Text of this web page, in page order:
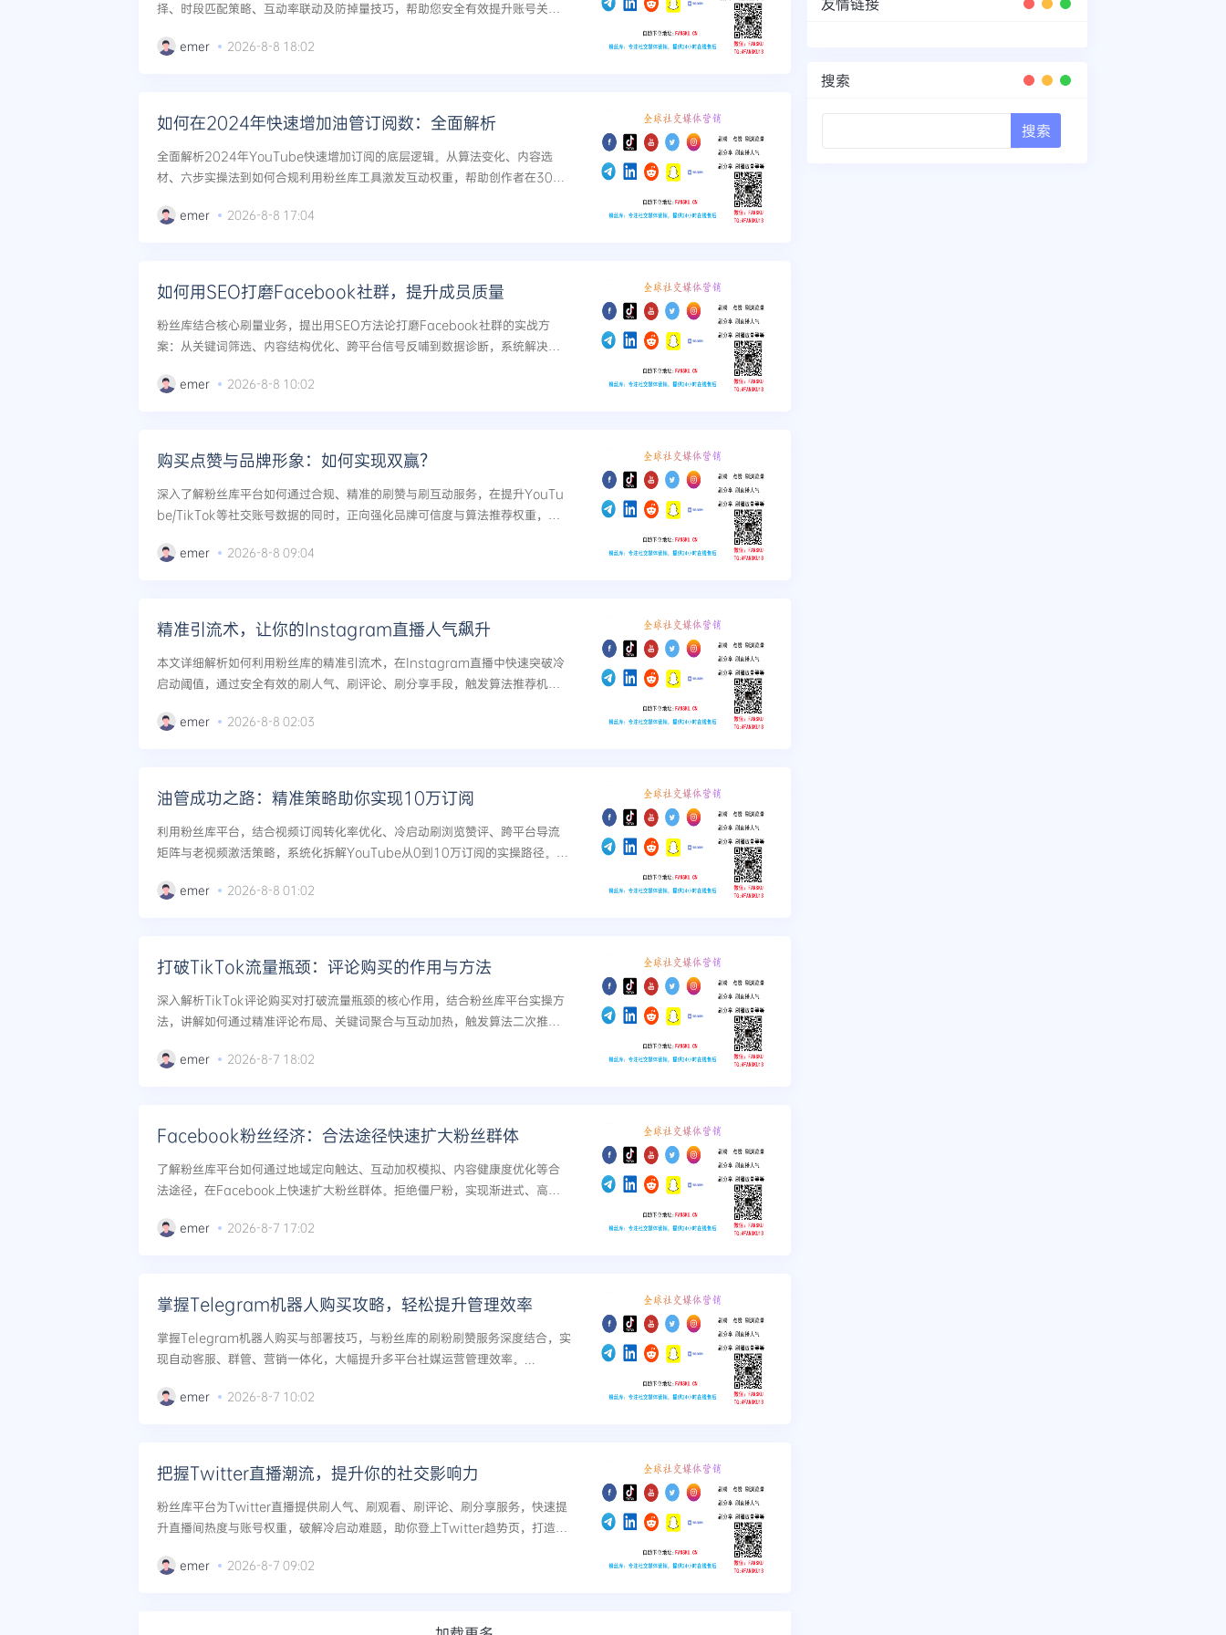
择、时段匹配策略、互动率联动及防掉量技巧，帮助您安全有效提升账号关注
emer 2026-8-8 18:02
如何在2024年快速增加油管订阅数：全面解析
全面解析2024年YouTube快速增加订阅的底层逻辑。从算法变化、内容选
材、六步实操法到如何合规利用粉丝库工具激发互动权重，帮助创作者在30天
emer 2026-8-8 17:04
如何用SEO打磨Facebook社群，提升成员质量
粉丝库结合核心刷量业务，提出用SEO方法论打磨Facebook社群的实战方
案：从关键词筛选、内容结构优化、跨平台信号反哺到数据诊断，系统解决社
emer 2026-8-8 10:02
购买点赞与品牌形象：如何实现双赢？
深入了解粉丝库平台如何通过合规、精准的刷赞与刷互动服务，在提升YouTu
be/TikTok等社交账号数据的同时，正向强化品牌可信度与算法推荐权重，实
法。...emer 2026-8-8 09:04
精准引流术，让你的Instagram直播人气飙升
本文详细解析如何利用粉丝库的精准引流术，在Instagram直播中快速突破冷
启动阈值，通过安全有效的刷人气、刷评论、刷分享手段，触发算法推荐机
emer 2026-8-8 02:03
油管成功之路：精准策略助你实现10万订阅
利用粉丝库平台，结合视频订阅转化率优化、冷启动刷浏览赞评、跨平台导流
矩阵与老视频激活策略，系统化拆解YouTube从0到10万订阅的实操路径。包
emer 2026-8-8 01:02
打破TikTok流量瓶颈：评论购买的作用与方法
深入解析TikTok评论购买对打破流量瓶颈的核心作用，结合粉丝库平台实操方
法，讲解如何通过精准评论布局、关键词聚合与互动加热，触发算法二次推
emer 2026-8-7 18:02
Facebook粉丝经济：合法途径快速扩大粉丝群体
了解粉丝库平台如何通过地域定向触达、互动加权模拟、内容健康度优化等合
法途径，在Facebook上快速扩大粉丝群体。拒绝僵尸粉，实现渐进式、高粘
emer 2026-8-7 17:02
掌握Telegram机器人购买攻略，轻松提升管理效率
掌握Telegram机器人购买与部署技巧，与粉丝库的刷粉刷赞服务深度结合，实
现自动客服、群管、营销一体化，大幅提升多平台社媒运营管理效率。...
emer 2026-8-7 10:02
把握Twitter直播潮流，提升你的社交影响力
粉丝库平台为Twitter直播提供刷人气、刷观看、刷评论、刷分享服务，快速提
升直播间热度与账号权重，破解冷启动难题，助你登上Twitter趋势页，打造高
emer 2026-8-7 09:02
搜索